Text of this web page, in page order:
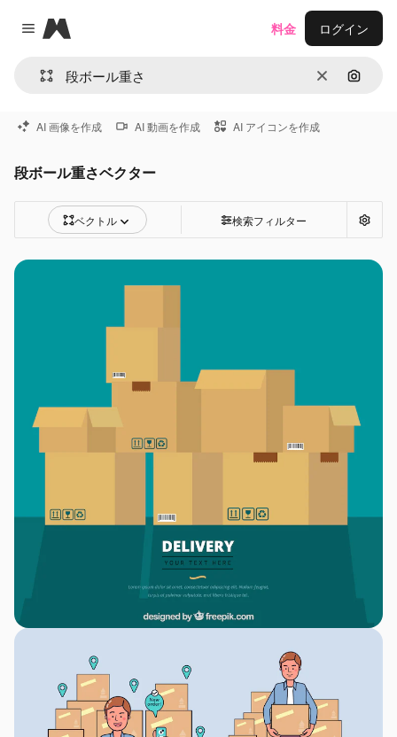
Close menu
Magnific
消去 画像で
料金 ログイン
AI 画像を作成 AI 動画を作成 AI アイコンを作成
段ボール重さベクター
ベクトル 検索フィルター